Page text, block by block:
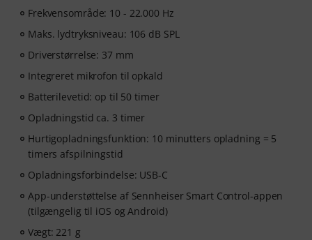
Frekvensområde: 10 - 22.000 Hz
Maks. lydtryksniveau: 106 dB SPL
Driverstørrelse: 37 mm
Integreret mikrofon til opkald
Batterilevetid: op til 50 timer
Opladningstid ca. 3 timer
Hurtigopladningsfunktion: 10 minutters opladning = 5
timers afspilningstid
Opladningsforbindelse: USB-C
App-understøttelse af Sennheiser Smart Control-appen
(tilgængelig til iOS og Android)
Vægt: 221 g